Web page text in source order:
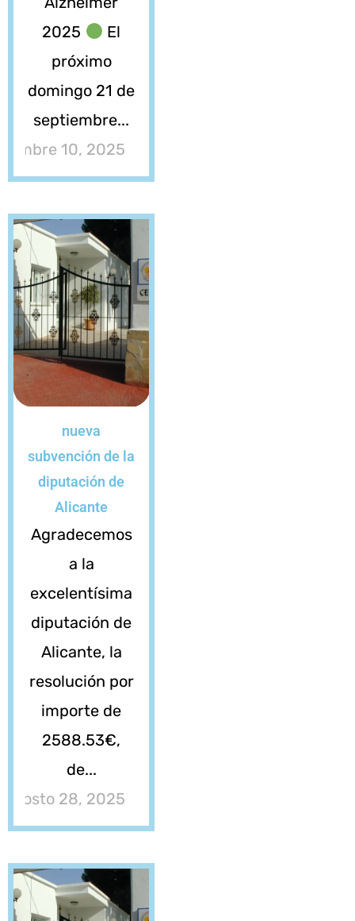
2025
El
próximo
domingo 21 de
septiembre...
10, 2025
nueva
subvención de la
diputación de
Alicante
Agradecemos
a la
excelentísima
diputación de
Alicante, la
resolución por
importe de
2588.53€,
de...
agosto 28, 2025